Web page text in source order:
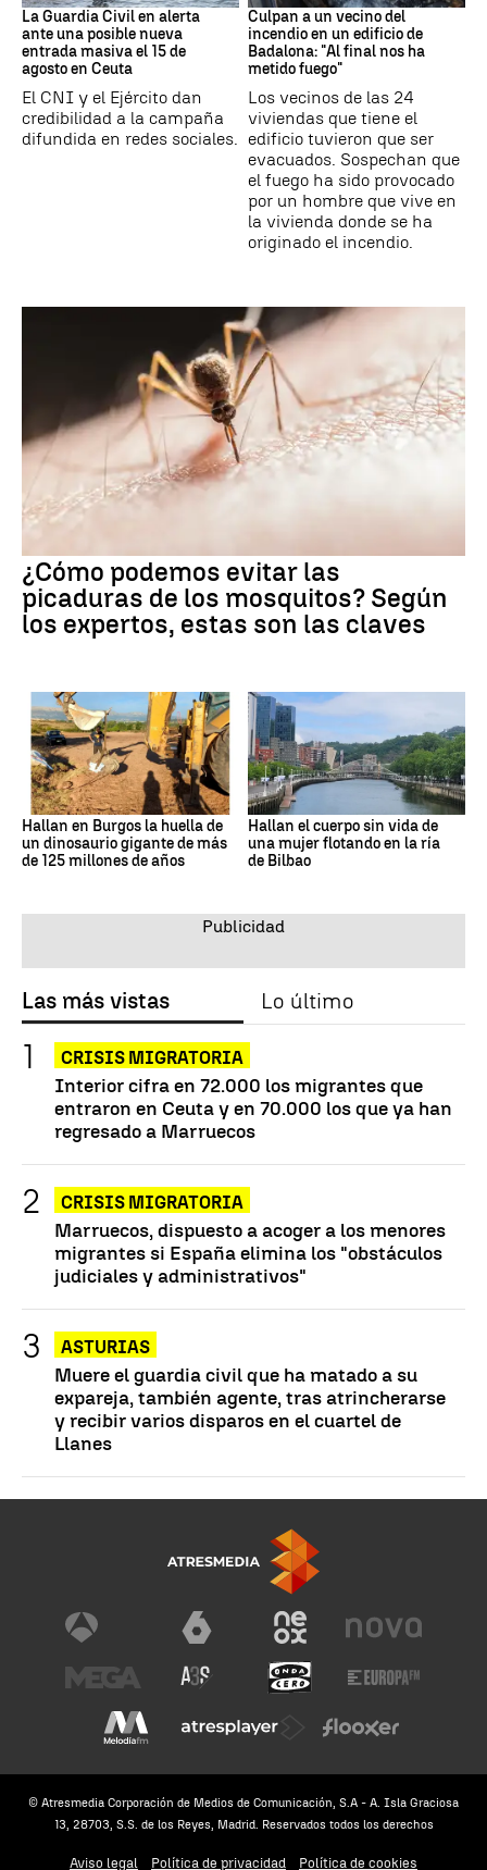
La Guardia Civil en alerta
ante una posible nueva
entrada masiva el 15 de
agosto en Ceuta
El CNI y el Ejército dan
credibilidad a la campaña
difundida en redes sociales.
Culpan a un vecino del
incendio en un edificio de
Badalona: "Al final nos ha
metido fuego"
Los vecinos de las 24
viviendas que tiene el
edificio tuvieron que ser
evacuados. Sospechan que
el fuego ha sido provocado
por un hombre que vive en
la vivienda donde se ha
originado el incendio.
¿Cómo podemos evitar las
picaduras de los mosquitos? Según
los expertos, estas son las claves
Hallan en Burgos la huella de
un dinosaurio gigante de más
de 125 millones de años
Hallan el cuerpo sin vida de
una mujer flotando en la ría
de Bilbao
Las más vistas Lo último
CRISIS MIGRATORIA
Interior cifra en 72.000 los migrantes que
entraron en Ceuta y en 70.000 los que ya han
regresado a Marruecos
CRISIS MIGRATORIA
Marruecos, dispuesto a acoger a los menores
migrantes si España elimina los "obstáculos
judiciales y administrativos"
ASTURIAS
Muere el guardia civil que ha matado a su
expareja, también agente, tras atrincherarse
y recibir varios disparos en el cuartel de
Llanes
© Atresmedia Corporación de Medios de Comunicación, S.A - A. Isla Graciosa
13, 28703, S.S. de los Reyes, Madrid. Reservados todos los derechos
Aviso legal Política de privacidad Política de cookies